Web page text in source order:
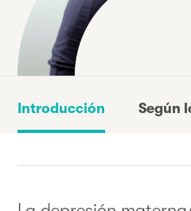
Introducción Según